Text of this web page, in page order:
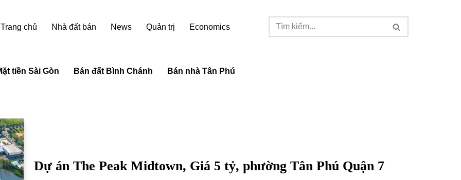
Trang chủ Nhà đất bán News Quản trị Economics
tiền Sài Gòn Bán đất Bình Chánh Bán nhà Tân Phú
Dự án The Peak Midtown, Giá 5 tỷ, phường Tân Phú Quận 7